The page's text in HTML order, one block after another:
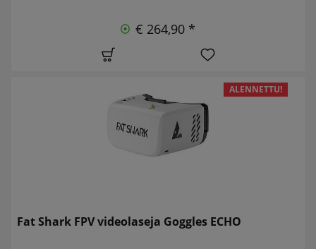
€ 264,90 *
ALENNETTU!
Fat Shark FPV videolaseja Goggles ECHO